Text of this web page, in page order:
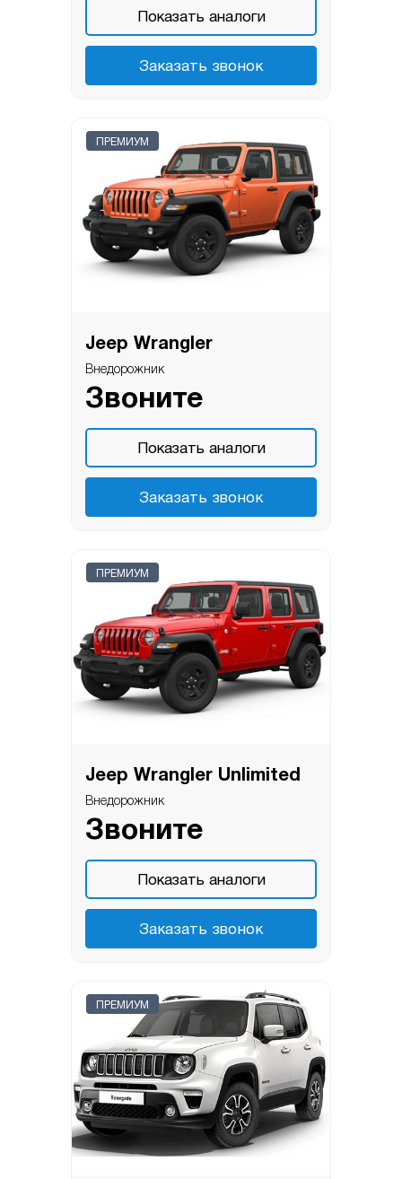
Показать аналоги
Заказать звонок
ПРЕМИУМ
Jeep Wrangler
Внедорожник
Звоните
Показать аналоги
Заказать звонок
ПРЕМИУМ
Jeep Wrangler Unlimited
Внедорожник
Звоните
Показать аналоги
Заказать звонок
ПРЕМИУМ